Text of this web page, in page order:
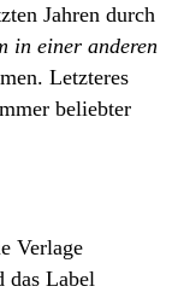
Jahren durch
in einer anderen
Letzteres
beliebter
Verlage
das Label